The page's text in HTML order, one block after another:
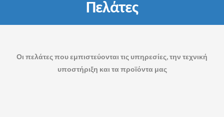
Πελάτες
Οι πελάτες που εμπιστεύονται τις υπηρεσίες, την τεχνική
υποστήριξη και τα προϊόντα μας